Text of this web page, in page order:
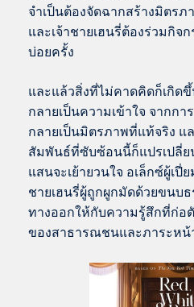
จำเป็นต้องจัดฉากสร้างมิตร
และเจ้าชายเฮนรี่ต้องร่วมกิจ
บ่อยครั้ง
และแล้วสิ่งที่ไม่คาดคิดก็เกิด
กลายเป็นความเข้าใจ จากกา
กลายเป็นมิตรภาพที่แท้จริง แ
สัมพันธ์ที่ซับซ้อนนี้ก็แปรเปลี่ย
แสนจะเย้ายวนใจ อเล็กซ์ผู้เปี่
ชายเฮนรี่ผู้ถูกผูกมัดด้วยขนบ
ทางออกให้กับความรู้สึกที่ก่อ
ของสาธารณชนและภาระห